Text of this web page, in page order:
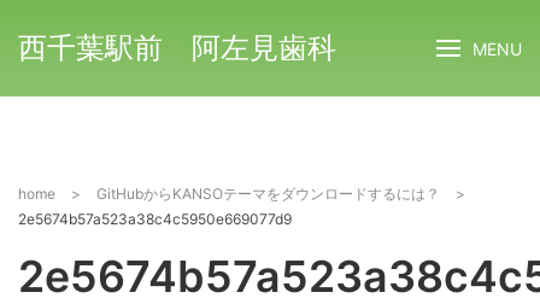
西千葉駅前 阿左見歯科 MENU
home > GitHubからKANSOテーマをダウンロードするには？
>
2e5674b57a523a38c4c5950e669077d9